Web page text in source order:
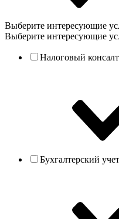
Выберите интересующие
Выберите интересующие
Налоговый
Бухгалтерский учет